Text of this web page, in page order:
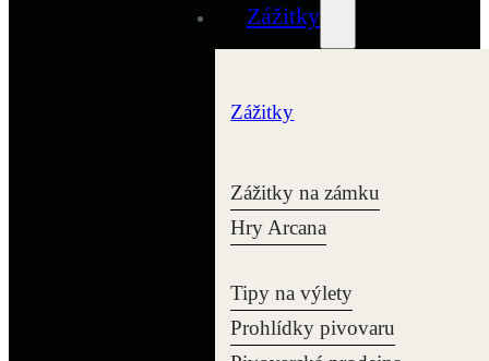
Zážitky
Zážitky
Zážitky na zámku
Hry Arcana
Tipy na výlety
Prohlídky pivovaru